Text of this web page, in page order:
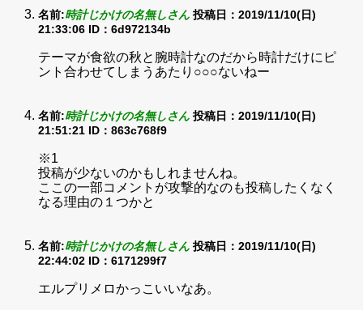
名前:時計じかけの名無しさん 投稿日：2019/11/10(日)
21:33:06 ID：6d972134b
テーマが食欲の秋と腕時計なのだから時計だけにピ
ント合わせてしまうあたり○○○ないねー
名前:時計じかけの名無しさん 投稿日：2019/11/10(日)
21:51:21 ID：863c768f9
※1
投稿が少ないのかもしれませんね。
ここの一部コメントが攻撃的なのも投稿したくなく
なる理由の１つかと
名前:時計じかけの名無しさん 投稿日：2019/11/10(日)
22:44:02 ID：6171299f7
エルプリメロかっこいいなあ。